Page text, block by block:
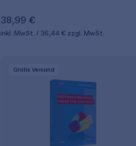
38,99 €
inkl. MwSt. 36,44 € zzgl. MwSt.
Gratis Versand